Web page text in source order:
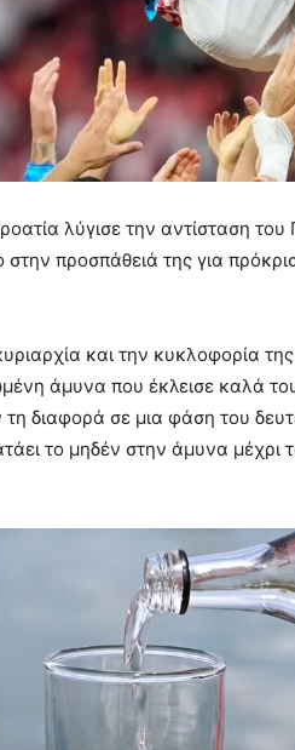
λύγισε την αντίσταση
στην προσπάθειά της για
και την κυκλοφορία
άμυνα που έκλεισε καλά
διαφορά σε μια φάση του
το μηδέν στην άμυνα μέχρι